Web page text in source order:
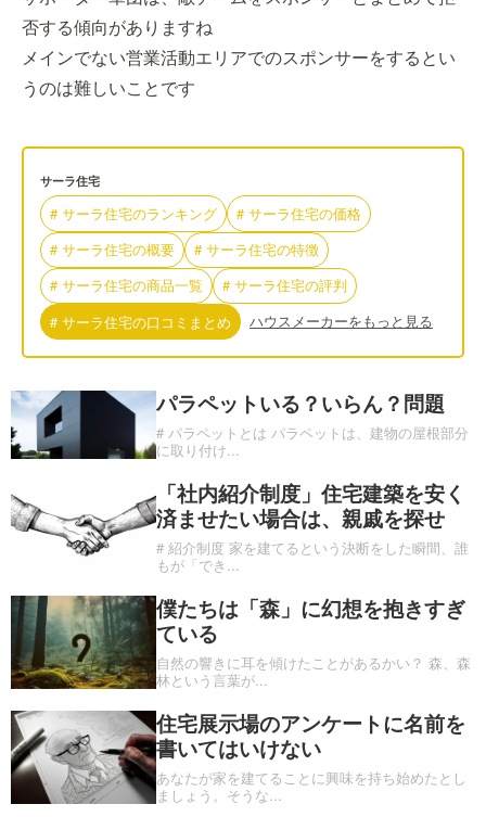
否する傾向がありますね
メインでない営業活動エリアでのスポンサーをするとい
うのは難しいことです
サーラ住宅
# サーラ住宅のランキング # サーラ住宅の価格
# サーラ住宅の概要 # サーラ住宅の特徴
# サーラ住宅の商品一覧 # サーラ住宅の評判
# サーラ住宅の口コミまとめ ハウスメーカーをもっと見る
パラペットいる？いらん？問題
# パラペットとは パラペットは、建物の屋根部分
に取り付け...
「社内紹介制度」住宅建築を安く
済ませたい場合は、親戚を探せ
# 紹介制度 家を建てるという決断をした瞬間、誰
もが「でき ...
僕たちは「森」に幻想を抱きすぎ
ている
自然の響きに耳を傾けたことがあるかい？ 森、森
林という言葉が...
住宅展示場のアンケートに名前を
書いてはいけない
あなたが家を建てることに興味を持ち始めたとし
ましょう。そうな...